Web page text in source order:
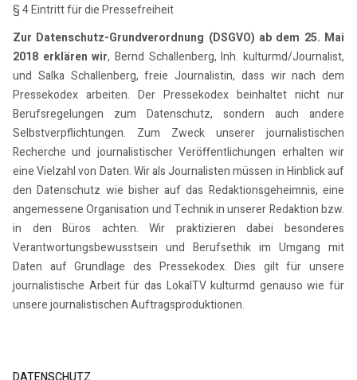
§ 4 Eintritt für die Pressefreiheit
Zur Datenschutz-Grundverordnung (DSGVO) ab dem 25. Mai
2018 erklären wir, Bernd Schallenberg, Inh. kulturmd/Journalist,
und Salka Schallenberg, freie Journalistin, dass wir nach dem
Pressekodex arbeiten. Der Pressekodex beinhaltet nicht nur
Berufsregelungen zum Datenschutz, sondern auch andere
Selbstverpflichtungen. Zum Zweck unserer journalistischen
Recherche und journalistischer Veröffentlichungen erhalten wir
eine Vielzahl von Daten. Wir als Journalisten müssen in Hinblick auf
den Datenschutz wie bisher auf das Redaktionsgeheimnis, eine
angemessene Organisation und Technik in unserer Redaktion bzw.
in den Büros achten. Wir praktizieren dabei besonderes
Verantwortungsbewusstsein und Berufsethik im Umgang mit
Daten auf Grundlage des Pressekodex. Dies gilt für unsere
journalistische Arbeit für das LokalTV kulturmd genauso wie für
unsere journalistischen Auftragsproduktionen.